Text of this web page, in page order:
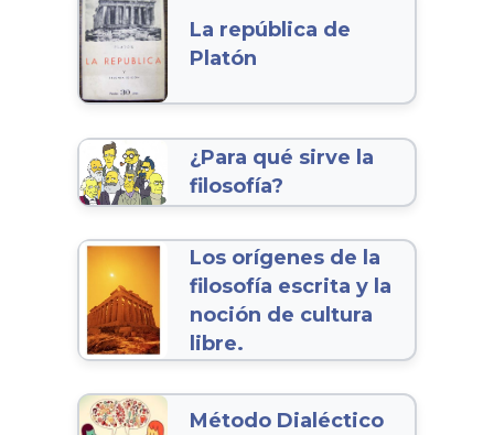
La república de
Platón
¿Para qué sirve la
filosofía?
Los orígenes de la
filosofía escrita y la
noción de cultura
libre.
Método Dialéctico